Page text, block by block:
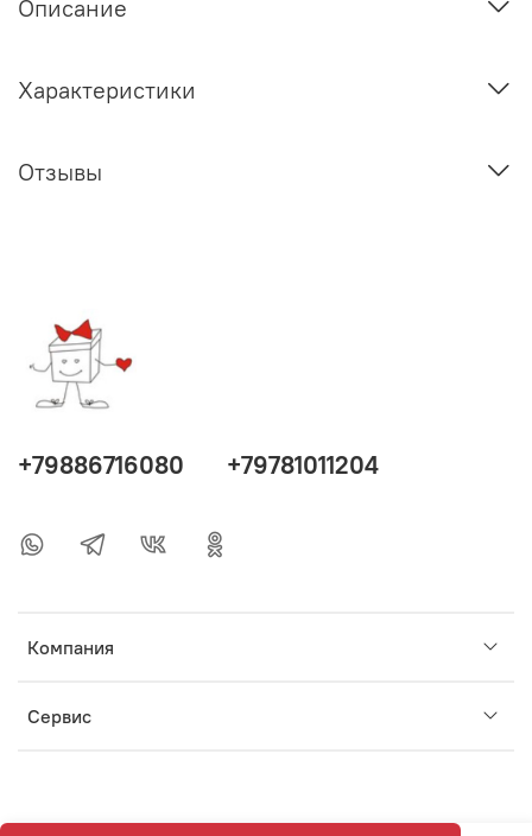
Описание
Характеристики
Отзывы
Компания
Сервис
+79886716080 +79781011204